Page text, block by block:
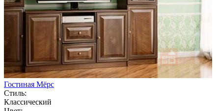
Гостиная Мёрс
Стиль:
Классический